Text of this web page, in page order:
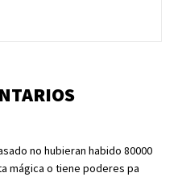
no hubieran habido 80000
mágica o tiene poderes pa